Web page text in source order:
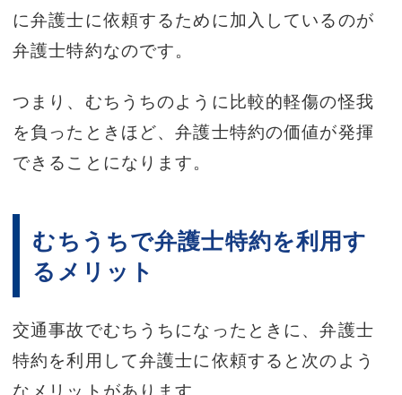
に弁護士に依頼するために加入しているのが
弁護士特約なのです。
つまり、むちうちのように比較的軽傷の怪我
を負ったときほど、弁護士特約の価値が発揮
できることになります。
むちうちで弁護士特約を利用す
るメリット
交通事故でむちうちになったときに、弁護士
特約を利用して弁護士に依頼すると次のよう
なメリットがあります。